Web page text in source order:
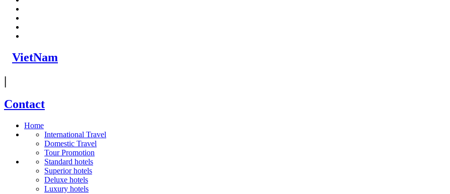
VietNam
|
Contact
Home
International Travel
Domestic Travel
Tour Promotion
Standard hotels
Superior hotels
Deluxe hotels
Luxury hotels